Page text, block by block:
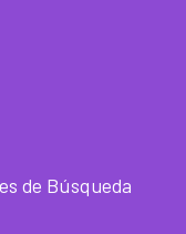
de Búsqueda